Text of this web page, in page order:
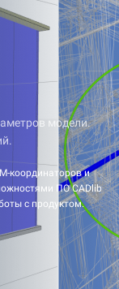
модели.
координаторов и
ПО CADlib
с продуктом.